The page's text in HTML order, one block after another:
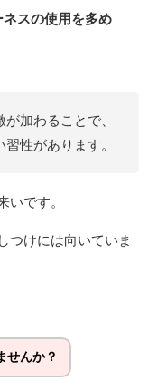
スの使用を多め
加わることで、
性があります。
いです。
つけには向いていま
せんか？